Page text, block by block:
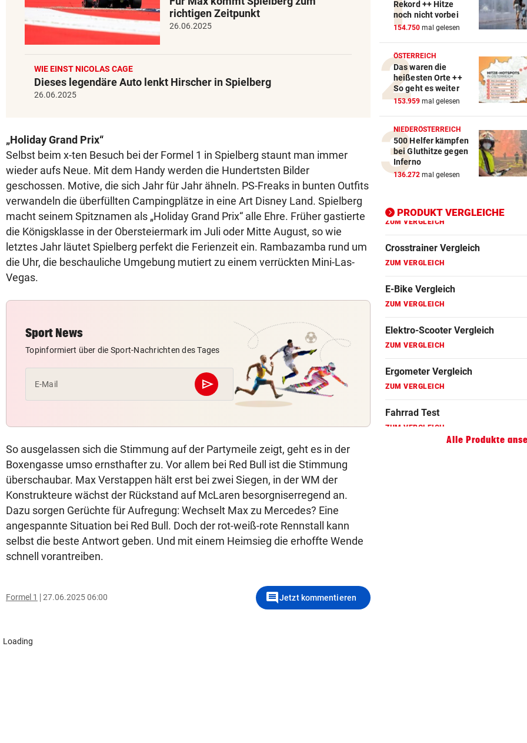
richtigen Zeitpunkt
26.06.2025
WIE EINST NICOLAS CAGE
Dieses legendäre Auto lenkt Hirscher in Spielberg
26.06.2025
„Holiday Grand Prix“
Selbst beim x-ten Besuch bei der Formel 1 in Spielberg staunt man immer
wieder aufs Neue. Mit dem Handy werden die Hundertsten Bilder
geschossen. Motive, die sich Jahr für Jahr ähneln. PS-Freaks in bunten Outfits
verwandeln die überfüllten Campingplätze in eine Art Disney Land. Spielberg
macht seinem Spitznamen als „Holiday Grand Prix“ alle Ehre. Früher gastierte
die Königsklasse in der Obersteiermark im Juli oder Mitte August, so wie
letztes Jahr läutet Spielberg perfekt die Ferienzeit ein. Rambazamba rund um
die Uhr, die beschauliche Umgebung mutiert zu einem verrückten Mini-Las-
Vegas.
Sport News
Topinformiert über die Sport-Nachrichten des Tages
E-Mail send
Abschicken
So ausgelassen sich die Stimmung auf der Partymeile zeigt, geht es in der
Boxengasse umso ernsthafter zu. Vor allem bei Red Bull ist die Stimmung
überschaubar. Max Verstappen hält erst bei zwei Siegen, in der WM der
Konstrukteure wächst der Rückstand auf McLaren besorgniserregend an.
Dazu sorgen Gerüchte für Aufregung: Wechselt Max zu Mercedes? Eine
angespannte Situation bei Red Bull. Doch der rot-weiß-rote Rennstall kann
selbst die beste Antwort geben. Und mit einem Heimsieg die erhoffte Wende
schnell vorantreiben.
Formel 1 27.06.2025 06:00 commentJetzt kommentieren
Loading
Rekord ++ Hitze
noch nicht vorbei
154.750 mal gelesen
ÖSTERREICH
Das waren die
heißesten Orte ++
So geht es weiter
153.959 mal gelesen
NIEDERÖSTERREICH
500 Helfer kämpfen
bei Gluthitze gegen
Inferno
136.272 mal gelesen
PRODUKT VERGLEICHE
Action-Cam Vergleich
ZUM VERGLEICH
Crosstrainer Vergleich
ZUM VERGLEICH
ZUM VERGLEICH
Elektro-Scooter Vergleich
ZUM VERGLEICH
ZUM VERGLEICH
ZUM VERGLEICH
ZUM VERGLEICH
ZUM VERGLEICH
ZUM VERGLEICH
ZUM VERGLEICH
Alle Produkte